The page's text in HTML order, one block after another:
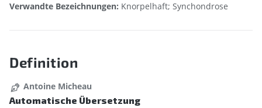
Verwandte Bezeichnungen: Knorpelhaft; Synchondrose
Definition
Antoine Micheau
Automatische Übersetzung